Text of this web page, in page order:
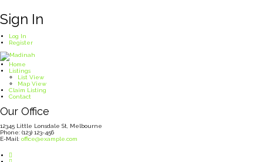
Sign In
Log In
Register
Home
Listings
List View
Map View
Claim Listing
Contact
Our Office
12345 Little Lonsdale St, Melbourne
Phone: (123) 123-456
E-Mail: office@example.com